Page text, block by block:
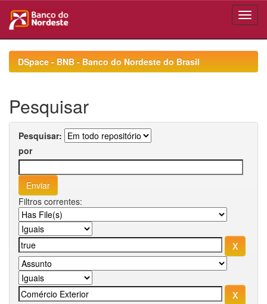
navigationDSpace - BNB - Banco do Nordeste do Brasil
Pesquisar
Pesquisar:
por
Filtros correntes: